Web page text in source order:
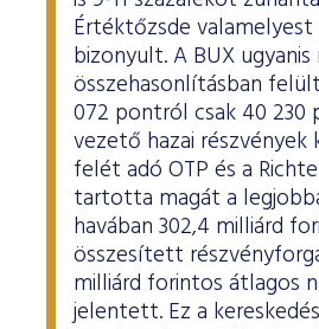
Értéktőzsde
bizonyult. A BUX
összehasonlításban
072 pontról csak 40 230
vezető hazai
felét adó OTP és a
tartotta magát a
havában 302,4 milliárd
összesített
milliárd forintos átlagos
jelentett. Ez a